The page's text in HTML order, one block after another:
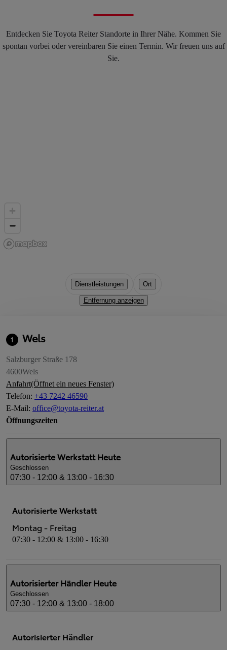
Entdecken Sie Toyota Reiter Standorte in Ihrer Nähe. Kommen Sie
spontan vorbei oder vereinbaren Sie einen Termin. Wir freuen uns auf
Sie.
Dienstleistungen Ort
Entfernung anzeigen
1 Wels
Salzburger Straße 178
4600Wels
Anfahrt(Öffnet ein neues Fenster)
Telefon: +43 7242 46590
E-Mail: office@toyota-reiter.at
Öffnungszeiten
Autorisierte Werkstatt Heute
Geschlossen
07:30 - 12:00 & 13:00 - 16:30
Autorisierte Werkstatt
Montag - Freitag
07:30 - 12:00 & 13:00 - 16:30
Autorisierter Händler Heute
Geschlossen
07:30 - 12:00 & 13:00 - 18:00
Autorisierter Händler